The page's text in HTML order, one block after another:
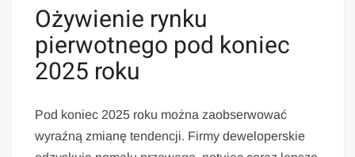
Ożywienie rynku
pierwotnego pod koniec
2025 roku
Pod koniec 2025 roku można zaobserwować
wyraźną zmianę tendencji. Firmy deweloperskie